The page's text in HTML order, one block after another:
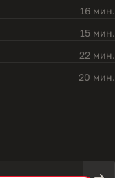
16 мин.
15 мин.
22 мин.
20 мин.